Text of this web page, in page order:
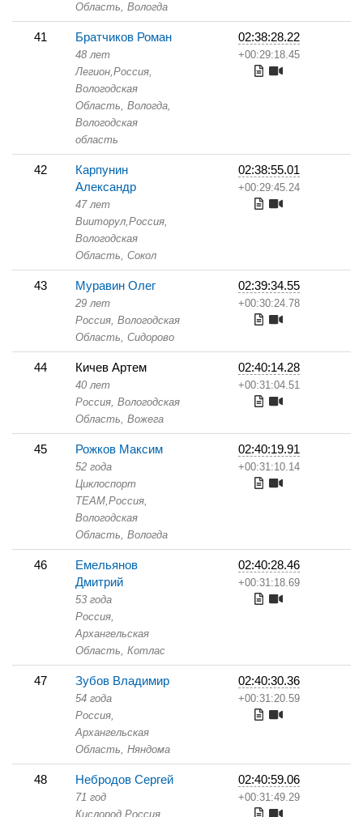
Область, Вологда
41 Братчиков Роман
48 лет
Легион,Россия,
Вологодская
Область, Вологда,
Вологодская
область
02:38:28.22
+00:29:18.45
42
Карпунин
Александр
47 лет
Вииторул,Россия,
Вологодская
Область, Сокол
02:38:55.01
+00:29:45.24
43 Муравин Олег
29 лет
Россия, Вологодская
Область, Сидорово
02:39:34.55
+00:30:24.78
44 Кичев Артем
40 лет
Россия, Вологодская
Область, Вожега
02:40:14.28
+00:31:04.51
45 Рожков Максим
52 года
Циклоспорт
TEAM,Россия,
Вологодская
Область, Вологда
02:40:19.91
+00:31:10.14
46
Емельянов
Дмитрий
53 года
Россия,
Архангельская
Область, Котлас
02:40:28.46
+00:31:18.69
47 Зубов Владимир
54 года
Россия,
Архангельская
Область, Няндома
02:40:30.36
+00:31:20.59
48 Небродов Сергей
71 год
Кислород, Россия,
02:40:59.06
+00:31:49.29